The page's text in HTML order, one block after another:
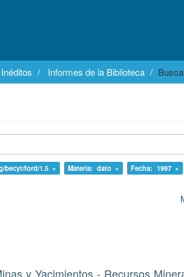
Informes de la Biblioteca
becyt/ford/1.5 × Materia: dato × Fecha: 1997 ×
y Yacimientos - Recursos